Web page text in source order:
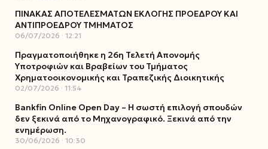
ΠΙΝΑΚΑΣ ΑΠΟΤΕΛΕΣΜΑΤΩΝ ΕΚΛΟΓΗΣ ΠΡΟΕΔΡΟΥ ΚΑΙ
ΑΝΤΙΠΡΟΕΔΡΟΥ ΤΜΗΜΑΤΟΣ
06/07/2026 12:21
Πραγματοποιήθηκε η 26η Τελετή Απονομής
Υποτροφιών και Βραβείων του Τμήματος
Χρηματοοικονομικής και Τραπεζικής Διοικητικής
02/07/2026 11:54
Bankfin Online Open Day – Η σωστή επιλογή σπουδών
δεν ξεκινά από το Μηχανογραφικό. Ξεκινά από την
ενημέρωση.
30/06/2026 10:30